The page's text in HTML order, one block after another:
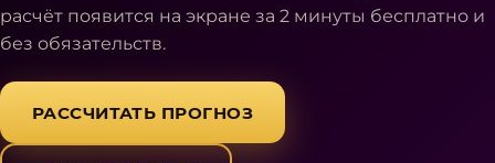
расчёт появится на экране за 2 минуты бесплатно и
без обязательств.
РАССЧИТАТЬ ПРОГНОЗ